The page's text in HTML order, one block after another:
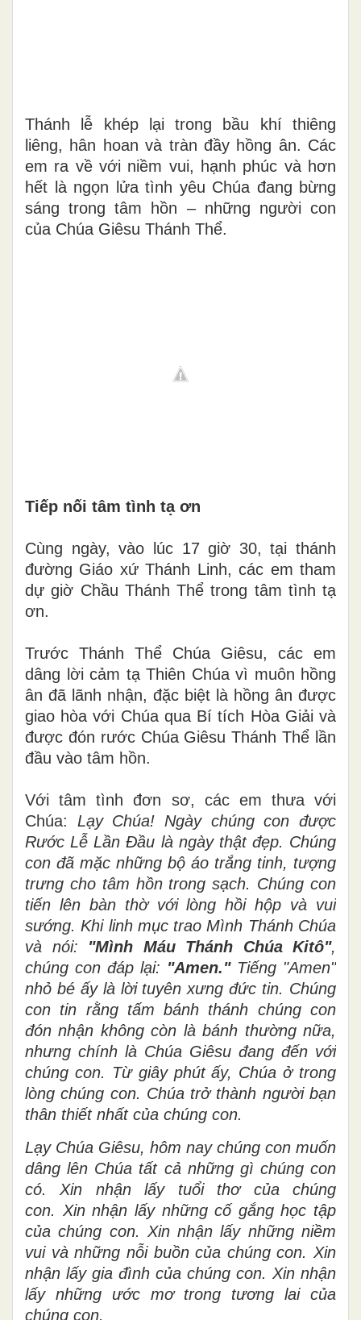
Thánh lễ khép lại trong bầu khí thiêng
liêng, hân hoan và tràn đầy hồng ân. Các
em ra về với niềm vui, hạnh phúc và hơn
hết là ngọn lửa tình yêu Chúa đang bừng
sáng trong tâm hồn – những người con
của Chúa Giêsu Thánh Thể.
Tiếp nối tâm tình tạ ơn
Cùng ngày, vào lúc 17 giờ 30, tại thánh
đường Giáo xứ Thánh Linh, các em tham
dự giờ Chầu Thánh Thể trong tâm tình tạ
ơn.
Trước Thánh Thể Chúa Giêsu, các em
dâng lời cảm tạ Thiên Chúa vì muôn hồng
ân đã lãnh nhận, đặc biệt là hồng ân được
giao hòa với Chúa qua Bí tích Hòa Giải và
được đón rước Chúa Giêsu Thánh Thể lần
đầu vào tâm hồn.
Với tâm tình đơn sơ, các em thưa với
Chúa: Lạy Chúa! Ngày chúng con được
Rước Lễ Lần Đầu là ngày thật đẹp. Chúng
con đã mặc những bộ áo trắng tinh, tượng
trưng cho tâm hồn trong sạch. Chúng con
tiến lên bàn thờ với lòng hồi hộp và vui
sướng. Khi linh mục trao Mình Thánh Chúa
và nói: "Mình Máu Thánh Chúa Kitô",
chúng con đáp lại: "Amen." Tiếng "Amen"
nhỏ bé ấy là lời tuyên xưng đức tin. Chúng
con tin rằng tấm bánh thánh chúng con
đón nhận không còn là bánh thường nữa,
nhưng chính là Chúa Giêsu đang đến với
chúng con. Từ giây phút ấy, Chúa ở trong
lòng chúng con. Chúa trở thành người bạn
thân thiết nhất của chúng con.
Lạy Chúa Giêsu, hôm nay chúng con muốn
dâng lên Chúa tất cả những gì chúng con
có. Xin nhận lấy tuổi thơ của chúng
con. Xin nhận lấy những cố gắng học tập
của chúng con. Xin nhận lấy những niềm
vui và những nỗi buồn của chúng con. Xin
nhận lấy gia đình của chúng con. Xin nhận
lấy những ước mơ trong tương lai của
chúng con.